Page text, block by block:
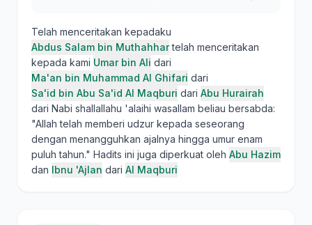
Telah menceritakan kepadaku
Abdus Salam bin Muthahhartelah menceritakan
kepada kami Umar bin Ali dari
Ma'an bin Muhammad Al Ghifari dari
Sa'id bin Abu Sa'id Al Maqburi dari Abu Hurairah
dari Nabi shallallahu 'alaihi wasallam beliau bersabda:
"Allah telah memberi udzur kepada seseorang
dengan menangguhkan ajalnya hingga umur enam
puluh tahun." Hadits ini juga diperkuat oleh Abu Hazim
dan Ibnu 'Ajlan dari Al Maqburi